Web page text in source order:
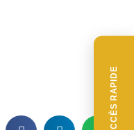
ACCÈS RAPIDE